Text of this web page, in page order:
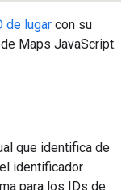
de lugar con su
Maps JavaScript.
que identifica de
identificador
para los IDs de